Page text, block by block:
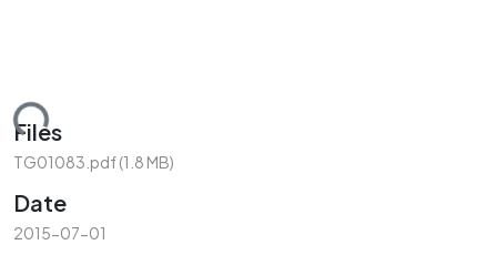
Files
TG01083.pdf(1.8 MB)
Date
2015-07-01